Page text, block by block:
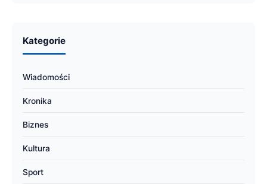
Kategorie
Wiadomości
Kronika
Biznes
Kultura
Sport